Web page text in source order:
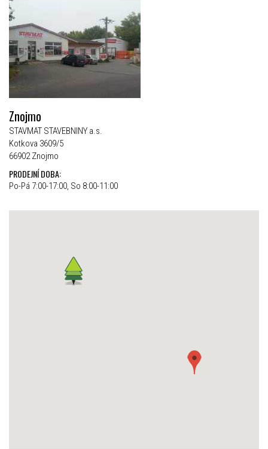
Znojmo
STAVMAT STAVEBNINY a.s.
Kotkova 3609/5
66902 Znojmo
PRODEJNÍ DOBA:
Po-Pá 7:00-17:00, So 8:00-11:00